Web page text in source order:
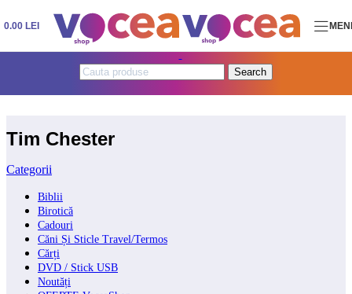
Skip to navigationSkip to main content
0.00 LEI
Search
Tim Chester
Categorii
Biblii
Birotică
Cadouri
Căni Și Sticle Travel/Termos
Cărți
DVD / Stick USB
Noutăți